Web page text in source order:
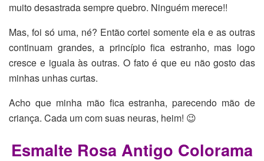
muito desastrada sempre quebro. Ninguém merece!!
Mas, foi só uma, né? Então cortei somente ela e as outras
continuam grandes, a princípio fica estranho, mas logo
cresce e iguala às outras. O fato é que eu não gosto das
minhas unhas curtas.
Acho que minha mão fica estranha, parecendo mão de
criança. Cada um com suas neuras, heim! 😉
Esmalte Rosa Antigo Colorama